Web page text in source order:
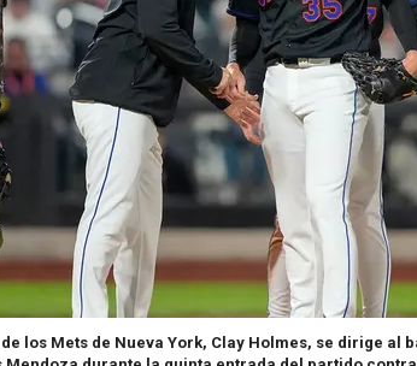
los Mets de Nueva York, Clay Holmes, se dirige al